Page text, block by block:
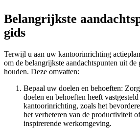
Belangrijkste
gids
Terwijl u aan uw kantoorinrichting
om de belangrijkste aandachtspunten uit de
houden. Deze omvatten:
Bepaal uw doelen en behoeften:
doelen en behoeften heeft
kantoorinrichting, zoals het
het verbeteren van de productiviteit
inspirerende werkomgeving.